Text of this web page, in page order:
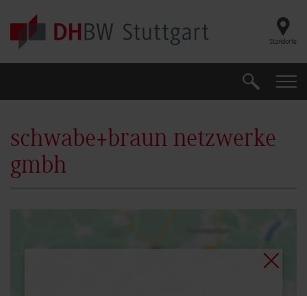
Skip to main content
Standorte
Suche
schwabe+braun netzwerke
gmbh